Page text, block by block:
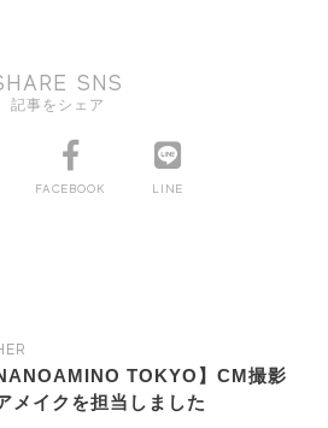
SNS
記事をシェア
FACEBOOK LINE
NANOAMINO TOKYO】CM撮影
メイクを担当しました